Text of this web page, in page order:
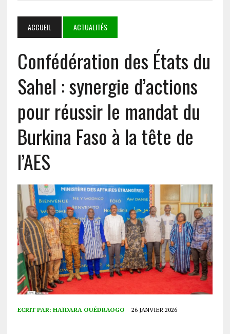
ACCUEIL ACTUALITÉS
Confédération des États du
Sahel : synergie d’actions
pour réussir le mandat du
Burkina Faso à la tête de
l’AES
ECRIT PAR: HAÏDARA OUÉDRAOGO 26 JANVIER 2026